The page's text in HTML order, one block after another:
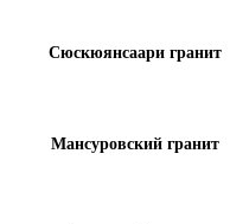
Сюскюянсаари гранит
Мансуровский гранит